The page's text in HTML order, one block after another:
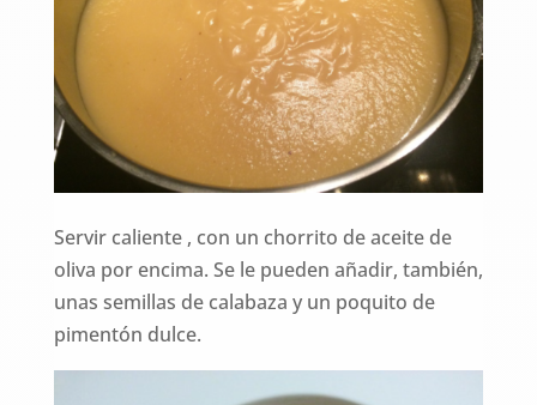
Servir caliente , con un chorrito de aceite de
oliva por encima. Se le pueden añadir, también,
unas semillas de calabaza y un poquito de
pimentón dulce.